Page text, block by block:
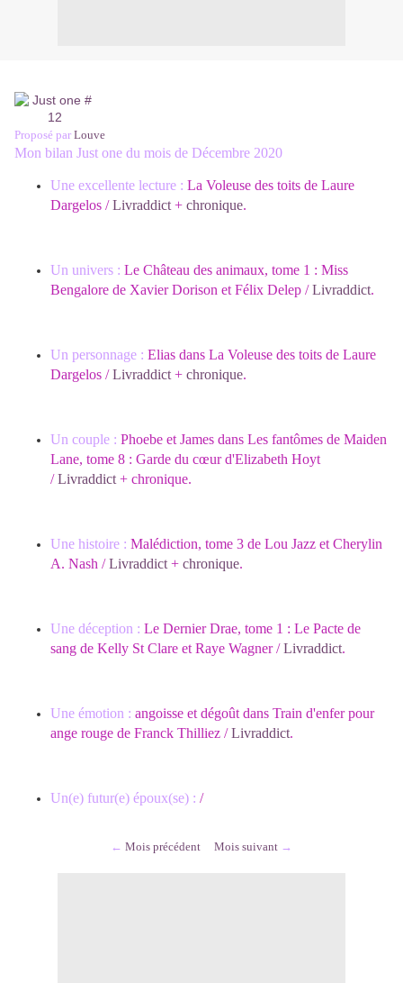
Proposé par Louve
Mon bilan Just one du mois de Décembre 2020
Une excellente lecture : La Voleuse des toits de Laure
Dargelos /Livraddict + chronique.
Un univers : Le Château des animaux, tome 1 : Miss
Bengalore de Xavier Dorison et Félix Delep /Livraddict.
Un personnage : Elias dans La Voleuse des toits de Laure
Dargelos /Livraddict + chronique.
Un couple : Phoebe et James dans Les fantômes de Maiden
Lane, tome 8 : Garde du cœur d'Elizabeth Hoyt
/Livraddict + chronique.
Une histoire : Malédiction, tome 3 de Lou Jazz et Cherylin
A. Nash /Livraddict + chronique.
Une déception : Le Dernier Drae, tome 1 : Le Pacte de
sang de Kelly St Clare et Raye Wagner /Livraddict.
Une émotion : angoisse et dégoût dans Train d'enfer pour
ange rouge de Franck Thilliez /Livraddict.
Un(e) futur(e) époux(se) : /
← Mois précédent Mois suivant →